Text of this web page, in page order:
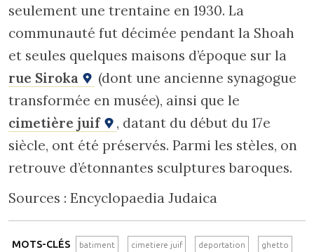
seulement une trentaine en 1930. La
communauté fut décimée pendant la Shoah
et seules quelques maisons d’époque sur la
rue Siroka
(dont une ancienne synagogue
transformée en musée), ainsi que le
cimetière juif
, datant du début du 17e
siècle, ont été préservés. Parmi les stèles, on
retrouve d’étonnantes sculptures baroques.
Sources : Encyclopaedia Judaica
MOTS-CLÉS batiment cimetiere juif deportation ghetto